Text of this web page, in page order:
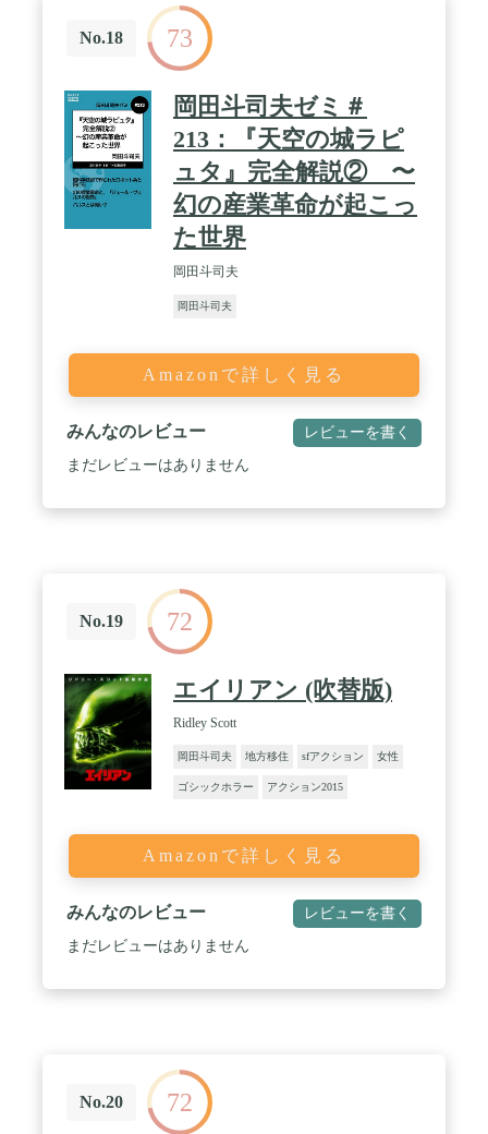
No.18 73
岡田斗司夫ゼミ＃
213：『天空の城ラピ
ュタ』完全解説② 〜
幻の産業革命が起こっ
た世界
岡田斗司夫
岡田斗司夫
Amazonで詳しく見る
みんなのレビュー レビューを書く
まだレビューはありません
No.19 72
エイリアン (吹替版)
Ridley Scott
岡田斗司夫 地方移住 sfアクション 女性
ゴシックホラー アクション2015
Amazonで詳しく見る
みんなのレビュー レビューを書く
まだレビューはありません
No.20 72